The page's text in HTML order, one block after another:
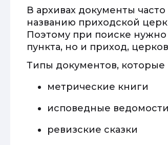
В архивах документы
названию приходской
Поэтому при поиске нужно
пункта, но и приход,
Типы документов, которые
метрические книги
исповедные ведомости
ревизские сказки